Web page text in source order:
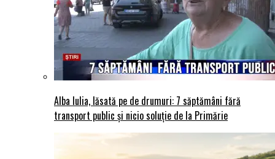
Alba Iulia, lăsată pe de drumuri: 7 săptămâni fără
transport public și nicio soluție de la Primărie